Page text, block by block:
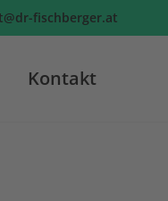
fischberger.at
Kontakt